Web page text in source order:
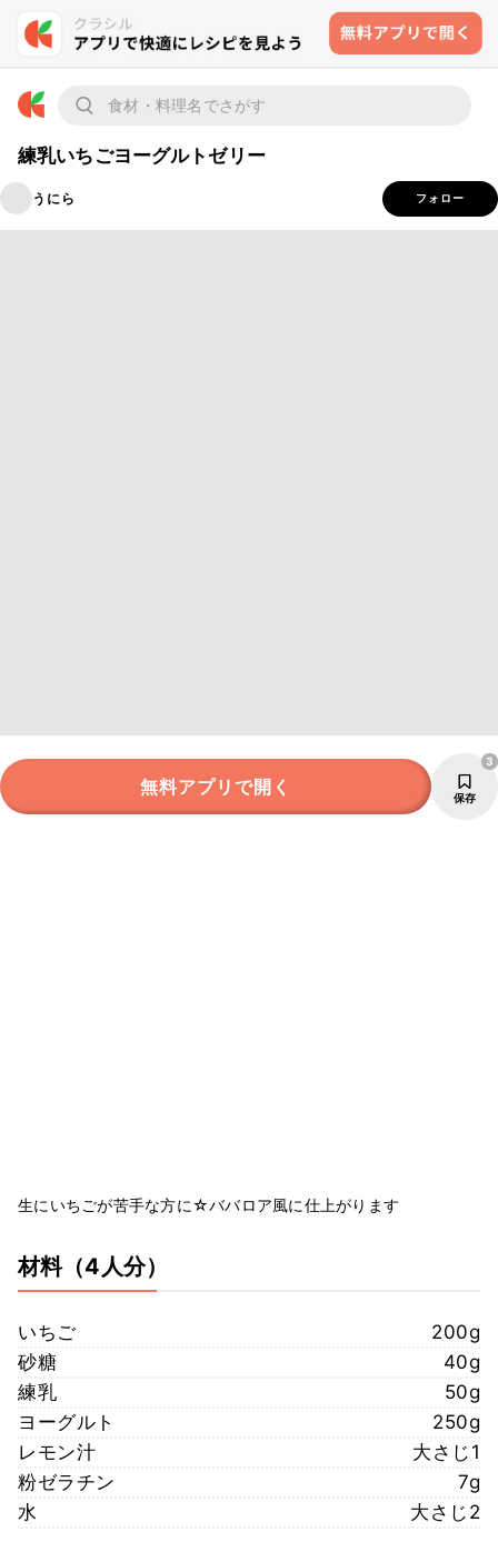
練乳いちごヨーグルトゼリー
うにら フォロー
無料アプリで開く 保存
3
生にいちごが苦手な方に☆ババロア風に仕上がります
材料（4人分）
いちご
200g
砂糖
40g
練乳
50g
ヨーグルト
250g
レモン汁
大さじ1
粉ゼラチン
7g
水
大さじ2